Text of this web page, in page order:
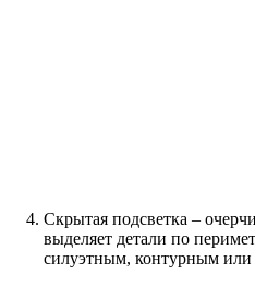
Скрытая подсветка –
выделяет детали по
силуэтным, контурным